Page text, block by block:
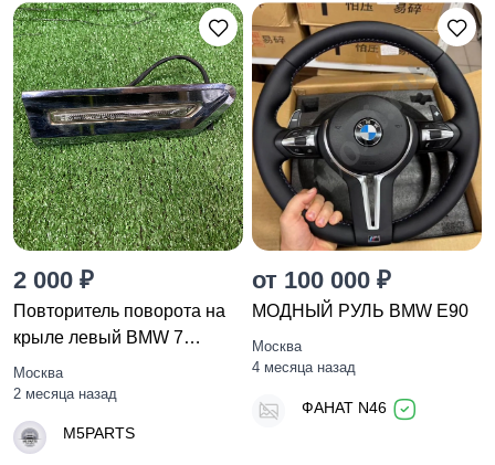
2 000 ₽
Повторитель поворота на
крыле левый BMW 7
F01/F02
Москва
2 месяца назад
M5PARTS
от 100 000 ₽
МОДНЫЙ РУЛЬ BMW E90
Москва
4 месяца назад
ФАНАТ N46